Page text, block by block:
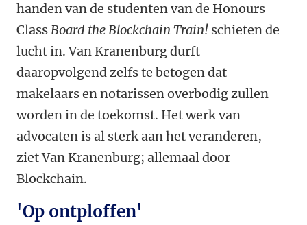
handen van de studenten van de Honours
ClassBoard the Blockchain Train! schieten de
lucht in. Van Kranenburg durft
daaropvolgend zelfs te betogen dat
makelaars en notarissen overbodig zullen
worden in de toekomst. Het werk van
advocaten is al sterk aan het veranderen,
ziet Van Kranenburg; allemaal door
Blockchain.
'Op ontploffen'